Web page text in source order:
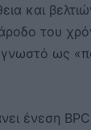
και
του
γνωστό ως
ένεση